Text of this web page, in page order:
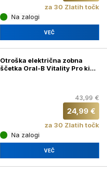
za 30 Zlatih točk
Na zalogi
VEČ
Otroška električna zobna
ščetka Oral-B Vitality Pro kids
43,99 €
24,99 €
za 30 Zlatih točk
Na zalogi
VEČ